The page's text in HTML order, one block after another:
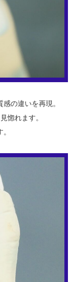
の違いを再現。
惚れます。